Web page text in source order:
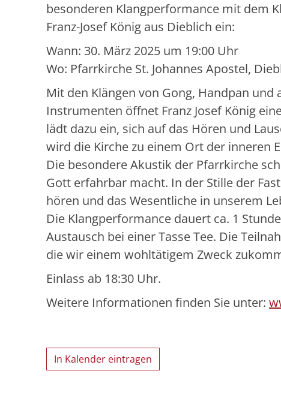
besonderen Klangperformance mit dem
Franz-Josef König aus Dieblich ein:
Wann: 30. März 2025 um 19:00 Uhr
Wo: Pfarrkirche St. Johannes Apostel,
Mit den Klängen von Gong, Handpan und
Instrumenten öffnet Franz Josef König
lädt dazu ein, sich auf das Hören und
wird die Kirche zu einem Ort der inneren
Die besondere Akustik der Pfarrkirche
Gott erfahrbar macht. In der Stille der
hören und das Wesentliche in unserem
Die Klangperformance dauert ca. 1
Austausch bei einer Tasse Tee. Die
die wir einem wohltätigem Zweck
Einlass ab 18:30 Uhr.
Weitere Informationen finden Sie unter:
In Kalender eintragen